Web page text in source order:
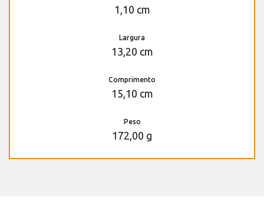
1,10 cm
Largura
13,20 cm
Comprimento
15,10 cm
Peso
172,00 g